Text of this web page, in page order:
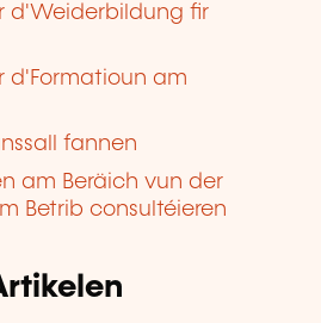
d'Weiderbildung fir
d'Formatioun am
fannen
am Beräich vun der
Betrib consultéieren